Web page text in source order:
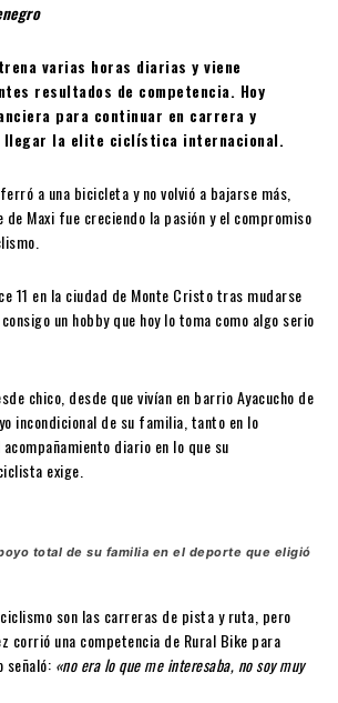
varias horas diarias y viene
resultados de competencia. Hoy
para continuar en carrera y
llegar la elite ciclística internacional.
a una bicicleta y no volvió a bajarse más,
de Maxi fue creciendo la pasión y el compromiso
11 en la ciudad de Monte Cristo tras mudarse
un hobby que hoy lo toma como algo serio
chico, desde que vivían en barrio Ayacucho de
incondicional de su familia, tanto en lo
diario en lo que su
exige.
total de su familia en el deporte que eligió
son las carreras de pista y ruta, pero
corrió una competencia de Rural Bike para
señaló: «no era lo que me interesaba, no soy muy